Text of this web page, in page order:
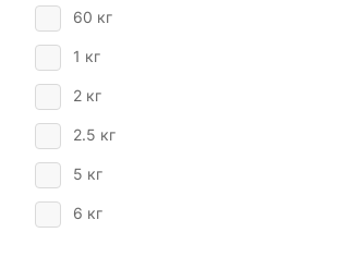
5 мм
60 кг
1 кг
2 кг
2.5 кг
5 кг
6 кг